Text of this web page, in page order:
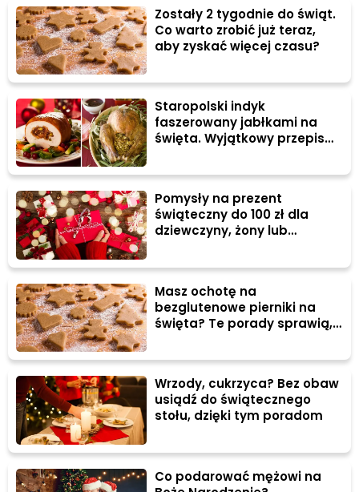
Zostały 2 tygodnie do świąt.
Co warto zrobić już teraz,
aby zyskać więcej czasu?
Staropolski indyk
faszerowany jabłkami na
święta. Wyjątkowy przepis
Pomysły na prezent
świąteczny do 100 zł dla
dziewczyny, żony lub
Masz ochotę na
bezglutenowe pierniki na
święta? Te porady sprawią,
Wrzody, cukrzyca? Bez obaw
usiądź do świątecznego
stołu, dzięki tym poradom
Co podarować mężowi na